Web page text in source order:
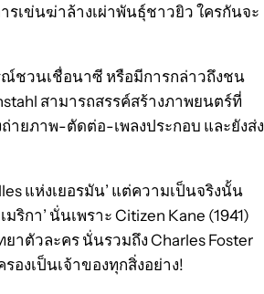
รเข่นฆ่าล้างเผ่าพันธุ์ชาวยิว ใครกันจะ
ณ์ชวนเชื่อนาซี หรือมีการกล่าวถึงชน
สามารถสรรค์สร้างภาพยนตร์ที่
ายภาพ-ตัดต่อ-เพลงประกอบ และยังส่ง
แห่งเยอรมัน’ แต่ความเป็นจริงนั้น
กา’ นั่นเพราะ Citizen Kane (1941)
าตัวละคร นั่นรวมถึง Charles Foster
องเป็นเจ้าของทุกสิ่งอย่าง!